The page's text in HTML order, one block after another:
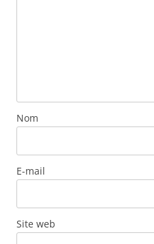
Nom
E-mail
Site web